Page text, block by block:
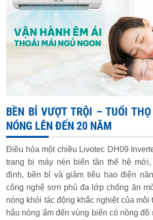
BỀN BỈ VƯỢT TRỘI – TUỔI
NÓNG LÊN ĐẾN 20 NĂM
Điều hòa một chiều Livotec DH09
trang bị máy nén biến tần thế hệ
định, bền bỉ và giảm tiêu hao điện
công nghệ sơn phủ đa lớp chống ăn
nóng khỏi tác động khắc nghiệt của
hậu nóng ẩm đến vùng biển có nồng